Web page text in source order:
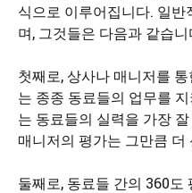
식으로 이루어집니다. 일
며, 그것들은 다음과 같습니
첫째로, 상사나 매니저를
는 종종 동료들의 업무를
는 동료들의 실력을 가장
매니저의 평가는 그만큼 더
둘째로, 동료들 간의 360도